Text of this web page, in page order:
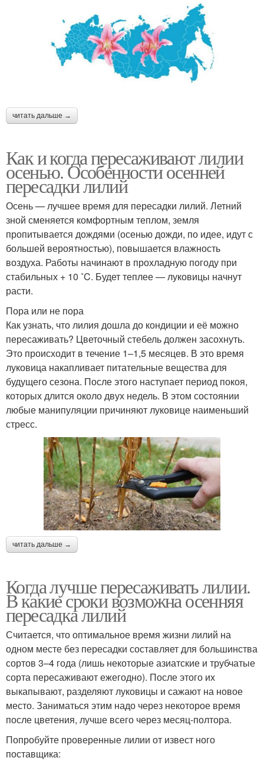
читать дальше →
Как и когда пересаживают лилии
осенью. Особенности осенней
пересадки лилий
Осень — лучшее время для пересадки лилий. Летний
зной сменяется комфортным теплом, земля
пропитывается дождями (осенью дожди, по идее, идут с
большей вероятностью), повышается влажность
воздуха. Работы начинают в прохладную погоду при
стабильных + 10 ˚C. Будет теплее — луковицы начнут
расти.
Пора или не пора
Как узнать, что лилия дошла до кондиции и её можно
пересаживать? Цветочный стебель должен засохнуть.
Это происходит в течение 1–1,5 месяцев. В это время
луковица накапливает питательные вещества для
будущего сезона. После этого наступает период покоя,
которых длится около двух недель. В этом состоянии
любые манипуляции причиняют луковице наименьший
стресс.
читать дальше →
Когда лучше пересаживать лилии.
В какие сроки возможна осенняя
пересадка лилий
Считается, что оптимальное время жизни лилий на
одном месте без пересадки составляет для большинства
сортов 3–4 года (лишь некоторые азиатские и трубчатые
сорта пересаживают ежегодно). После этого их
выкапывают, разделяют луковицы и сажают на новое
место. Заниматься этим надо через некоторое время
после цветения, лучше всего через месяц-полтора.
Попробуйте проверенные лилии от извест ного
поставщика: